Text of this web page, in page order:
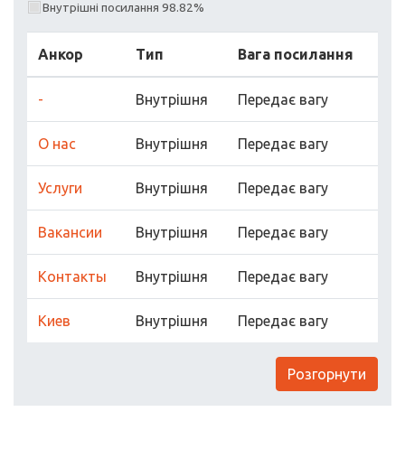
Внутрішні посилання 98.82%
Анкор Тип Вага посилання
- Внутрішня Передає вагу
О нас Внутрішня Передає вагу
Услуги Внутрішня Передає вагу
Вакансии Внутрішня Передає вагу
Контакты Внутрішня Передає вагу
Киев Внутрішня Передає вагу
Розгорнути